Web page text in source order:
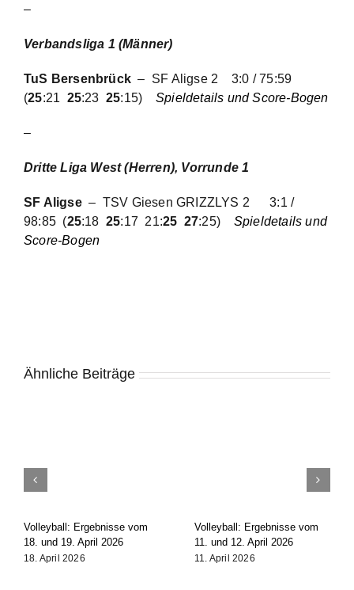
–
Verbandsliga 1 (Männer)
TuS Bersenbrück – SF Aligse 2 3:0 / 75:59
(25:21 25:2325:15) Spieldetails und Score-Bogen
–
Dritte Liga West (Herren), Vorrunde 1
SF Aligse– TSV Giesen GRIZZLYS 23:1 /
98:85 (25:1825:17 21:25 27:25) Spieldetails und
Score-Bogen
Ähnliche Beiträge
Volleyball: Ergebnisse vom
18. und 19. April 2026
18. April 2026
Volleyball: Ergebnisse vom
11. und 12. April 2026
11. April 2026